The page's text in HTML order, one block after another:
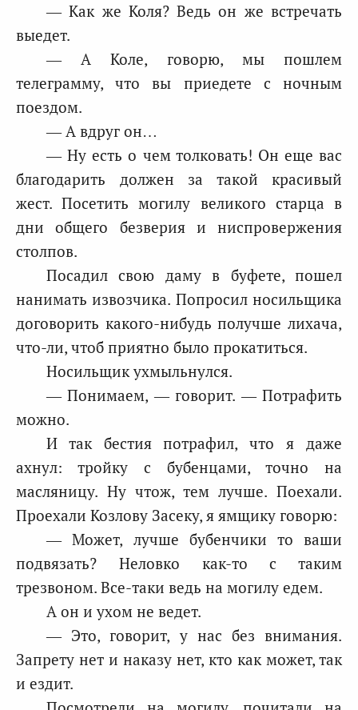
— Как же Коля? Ведь он же встречать
выедет.
— А Коле, говорю, мы пошлем
телеграмму, что вы приедете с ночным
поездом.
— А вдруг он…
— Ну есть о чем толковать! Он еще вас
благодарить должен за такой красивый
жест. Посетить могилу великого старца в
дни общего безверия и ниспровержения
столпов.
Посадил свою даму в буфете, пошел
нанимать извозчика. Попросил носильщика
договорить какого-нибудь получше лихача,
что-ли, чтоб приятно было прокатиться.
Носильщик ухмыльнулся.
— Понимаем, — говорит. — Потрафить
можно.
И так бестия потрафил, что я даже
ахнул: тройку с бубенцами, точно на
масляницу. Ну чтож, тем лучше. Поехали.
Проехали Козлову Засеку, я ямщику говорю:
— Может, лучше бубенчики то ваши
подвязать? Неловко как-то с таким
трезвоном. Все-таки ведь на могилу едем.
А он и ухом не ведет.
— Это, говорит, у нас без внимания.
Запрету нет и наказу нет, кто как может, так
и ездит.